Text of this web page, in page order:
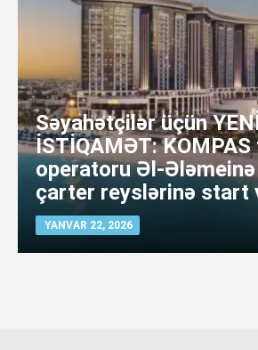
Səyahətçilər üçün
İSTİQAMƏT:
operatoru Əl-
çarter reyslərinə start
YANVAR 22, 2026